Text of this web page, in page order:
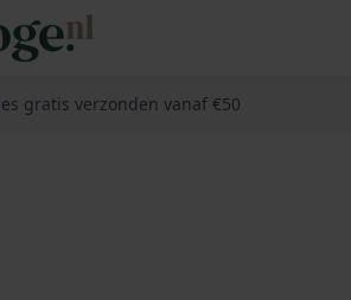
gratis verzonden vanaf €50